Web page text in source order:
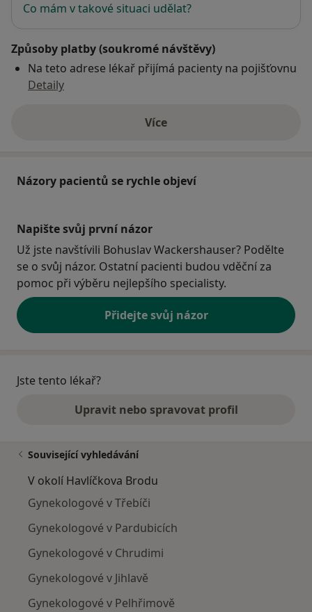
Co mám v takové situaci udělat?
Způsoby platby (soukromé návštěvy)
Na teto adrese lékař přijímá pacienty na pojišťovnu
Detaily
Víceo adrese
Názory pacientů se rychle objeví
Napište svůj první názor
Už jste navštívili Bohuslav Wackershauser? Podělte
se o svůj názor. Ostatní pacienti budou vděční za
pomoc při výběru nejlepšího specialisty.
Přidejte svůj názor
Jste tento lékař?
Upravit nebo spravovat profil
Související vyhledávání
V okolí Havlíčkova Brodu
Gynekologové v Třebíči
Gynekologové v Pardubicích
Gynekologové v Chrudimi
Gynekologové v Jihlavě
Gynekologové v Pelhřimově